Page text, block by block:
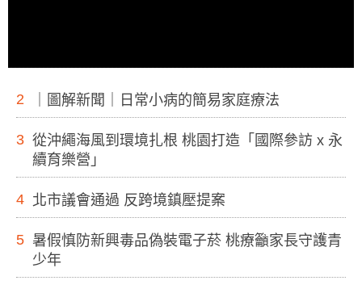
2 ｜圖解新聞｜日常小病的簡易家庭療法
3 從沖繩海風到環境扎根 桃園打造「國際參訪 x 永
續育樂營」
4 北市議會通過 反跨境鎮壓提案
5 暑假慎防新興毒品偽裝電子菸 桃療籲家長守護青
少年